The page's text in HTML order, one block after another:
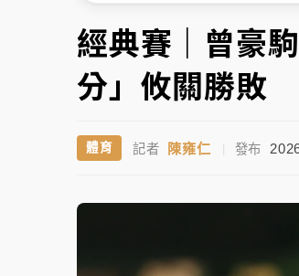
周末精選｜ 慈濟遭詐10億
本周爆款短影音｜ 柯文哲帶
蔣萬安的建中同學！47歲法
▲
▼
經典賽｜曾豪
分」攸關勝敗
體育 記者 陳雍仁 | 發布